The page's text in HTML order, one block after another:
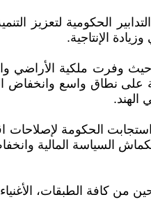
الحكومية لتعزيز
الإنتاجية.
وفرت ملكية الأراضي
على نطاق واسع
الهند.
الحكومة لإصلاحات
السياسة المالية
كافة الطبقات،